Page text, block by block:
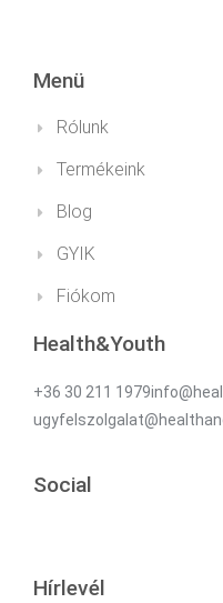
Menü
Rólunk
Termékeink
Blog
GYIK
Fiókom
Health&Youth
+36 30 211
Social
Hírlevél